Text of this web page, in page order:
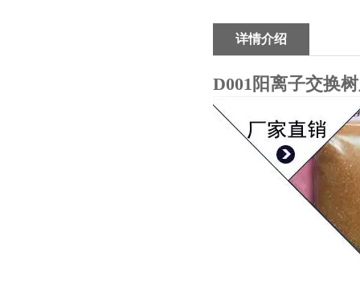
详情介绍
D001阳离子交换